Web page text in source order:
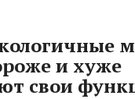
и хуже
свои